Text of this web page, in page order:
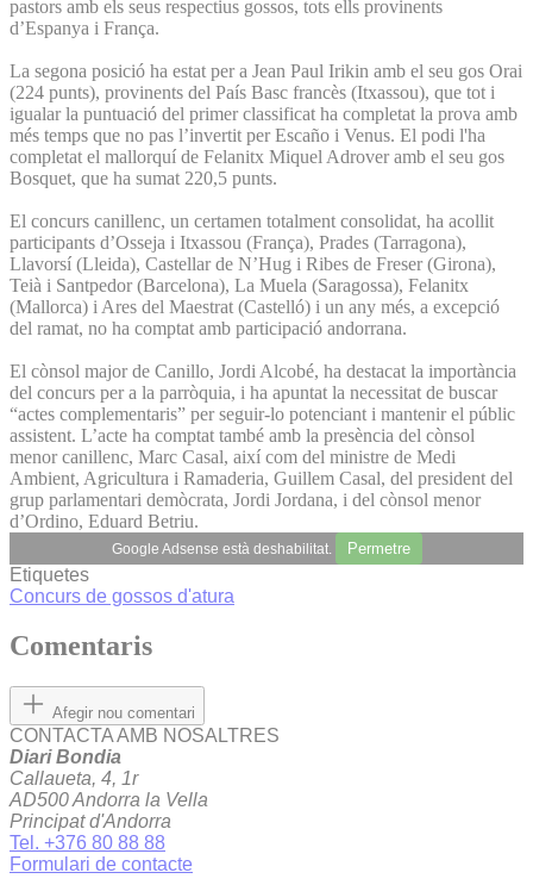
pastors amb els seus respectius gossos, tots ells provinents
d’Espanya i França.
La segona posició ha estat per a Jean Paul Irikin amb el seu gos Orai
(224 punts), provinents del País Basc francès (Itxassou), que tot i
igualar la puntuació del primer classificat ha completat la prova amb
més temps que no pas l’invertit per Escaño i Venus. El podi l'ha
completat el mallorquí de Felanitx Miquel Adrover amb el seu gos
Bosquet, que ha sumat 220,5 punts.
El concurs canillenc, un certamen totalment consolidat, ha acollit
participants d’Osseja i Itxassou (França), Prades (Tarragona),
Llavorsí (Lleida), Castellar de N’Hug i Ribes de Freser (Girona),
Teià i Santpedor (Barcelona), La Muela (Saragossa), Felanitx
(Mallorca) i Ares del Maestrat (Castelló) i un any més, a excepció
del ramat, no ha comptat amb participació andorrana.
El cònsol major de Canillo, Jordi Alcobé, ha destacat la importància
del concurs per a la parròquia, i ha apuntat la necessitat de buscar
“actes complementaris” per seguir-lo potenciant i mantenir el públic
assistent. L’acte ha comptat també amb la presència del cònsol
menor canillenc, Marc Casal, així com del ministre de Medi
Ambient, Agricultura i Ramaderia, Guillem Casal, del president del
grup parlamentari demòcrata, Jordi Jordana, i del cònsol menor
d’Ordino, Eduard Betriu.
Google Adsense està deshabilitat. Permetre
Etiquetes
Concurs de gossos d'atura
Comentaris
Afegir nou comentari
CONTACTA AMB NOSALTRES
Diari Bondia
Callaueta, 4, 1r
AD500 Andorra la Vella
Principat d'Andorra
Tel. +376 80 88 88
Formulari de contacte